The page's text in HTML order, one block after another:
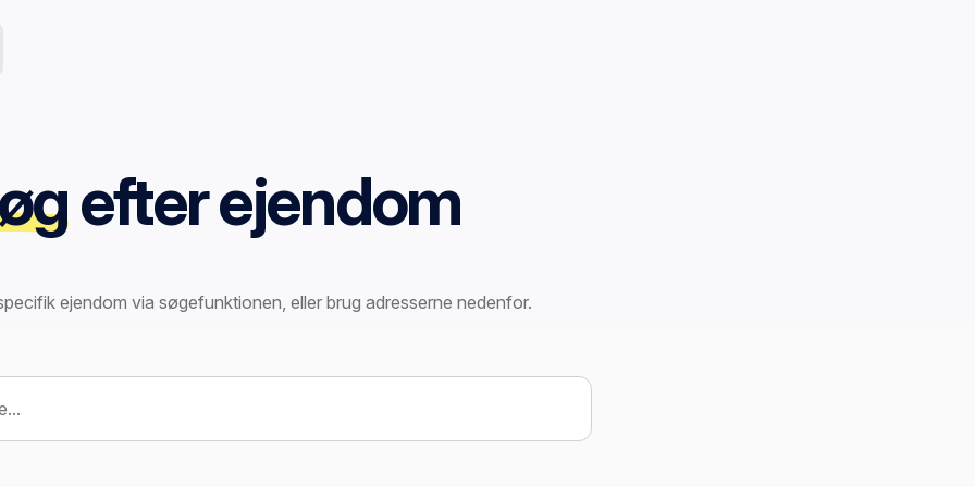
efter ejendom
ejendom via søgefunktionen, eller brug adresserne nedenfor.